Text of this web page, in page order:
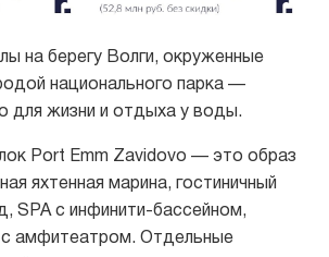
на берегу Волги, окруженные
национального парка —
для жизни и отдыха у воды.
Port Emm Zavidovo — это образ
яхтенная марина, гостиничный
SPA с инфинити-бассейном,
с амфитеатром. Отдельные